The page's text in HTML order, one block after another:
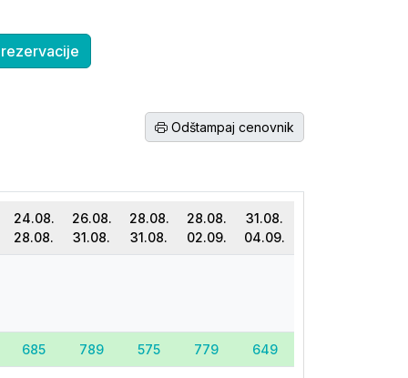
Odštampaj cenovnik
24.08.
28.08.
26.08.
31.08.
28.08.
31.08.
28.08.
02.09.
31.08.
04.09.
685 789 575 779 649